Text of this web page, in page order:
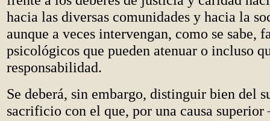
hacia las diversas comunidades y hacia la
aunque a veces intervengan, como se sabe,
psicológicos que pueden atenuar o incluso
responsabilidad.
Se deberá, sin embargo, distinguir bien del
sacrificio con el que, por una causa